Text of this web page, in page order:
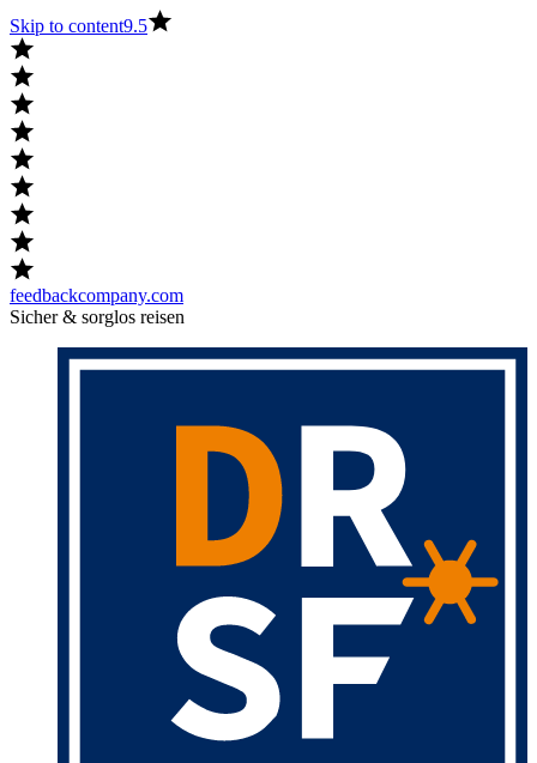
Skip to content9.5
feedbackcompany.com
Sicher & sorglos reisen